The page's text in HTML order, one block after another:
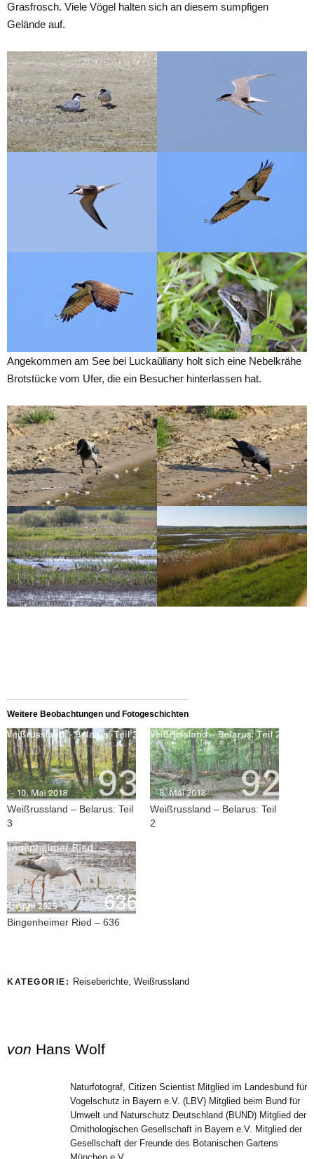
Grasfrosch. Viele Vögel halten sich an diesem sumpfigen
Gelände auf.
Angekommen am See bei Luckaŭliany holt sich eine Nebelkrähe
Brotstücke vom Ufer, die ein Besucher hinterlassen hat.
Weitere Beobachtungen und Fotogeschichten
Weißrussland – Belarus: Teil
3
Weißrussland – Belarus: Teil
2
Bingenheimer Ried – 636
KATEGORIE: Reiseberichte, Weißrussland
von Hans Wolf
Naturfotograf, Citizen Scientist Mitglied im Landesbund für
Vogelschutz in Bayern e.V. (LBV) Mitglied beim Bund für
Umwelt und Naturschutz Deutschland (BUND) Mitglied der
Ornithologischen Gesellschaft in Bayern e.V. Mitglied der
Gesellschaft der Freunde des Botanischen Gartens